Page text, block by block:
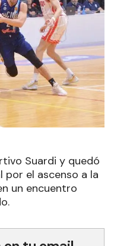
Suardi y quedó
por el ascenso a la
un encuentro